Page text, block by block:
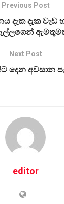
Previous Post
දැක දැක වැඩ
Next Post
දෙන අවසාන
editor